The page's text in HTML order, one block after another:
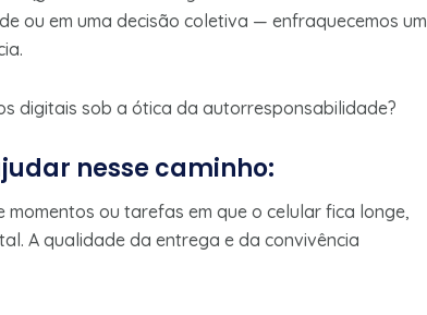
ou em uma decisão coletiva — enfraquecemos um
digitais sob a ótica da autorresponsabilidade?
nesse caminho:
momentos ou tarefas em que o celular fica longe,
A qualidade da entrega e da convivência